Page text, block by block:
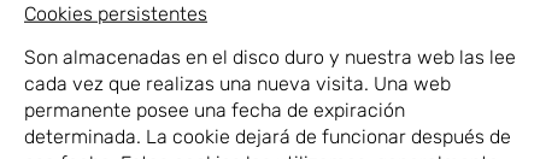
Cookies persistentes
Son almacenadas en el disco duro y nuestra web las lee
cada vez que realizas una nueva visita. Una web
permanente posee una fecha de expiración
determinada. La cookie dejará de funcionar después de